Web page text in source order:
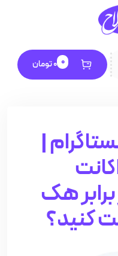
0
0تومان
|
برابر هک
کنید؟